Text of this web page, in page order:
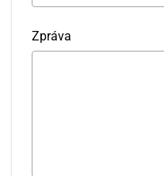
Zpráva